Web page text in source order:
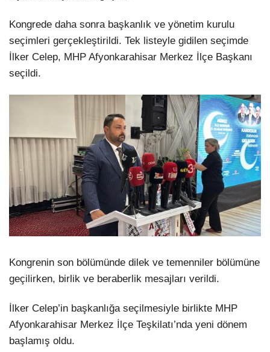
Kongrede daha sonra başkanlık ve yönetim kurulu
seçimleri gerçekleştirildi. Tek listeyle gidilen seçimde
İlker Celep, MHP Afyonkarahisar Merkez İlçe Başkanı
seçildi.
Kongrenin son bölümünde dilek ve temenniler bölümüne
geçilirken, birlik ve beraberlik mesajları verildi.
İlker Celep’in başkanlığa seçilmesiyle birlikte MHP
Afyonkarahisar Merkez İlçe Teşkilatı’nda yeni dönem
başlamış oldu.